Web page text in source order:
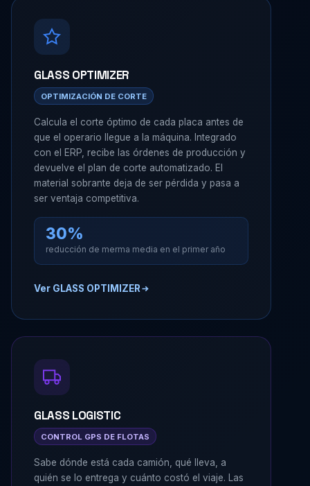
GLASS OPTIMIZER
OPTIMIZACIÓN DE CORTE
Calcula el corte óptimo de cada placa antes de
que el operario llegue a la máquina. Integrado
con el ERP, recibe las órdenes de producción y
devuelve el plan de corte automatizado. El
material sobrante deja de ser pérdida y pasa a
ser ventaja competitiva.
30%
reducción de merma media en el primer año
Ver GLASS OPTIMIZER
GLASS LOGISTIC
CONTROL GPS DE FLOTAS
Sabe dónde está cada camión, qué lleva, a
quién se lo entrega y cuánto costó el viaje. Las